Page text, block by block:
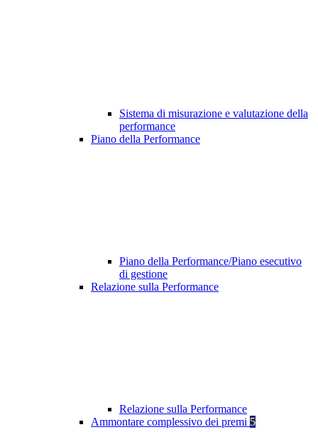
Sistema di misurazione e valutazione della
performance
Piano della Performance
Piano della Performance/Piano esecutivo
di gestione
Relazione sulla Performance
Relazione sulla Performance
Ammontare complessivo dei premi 5